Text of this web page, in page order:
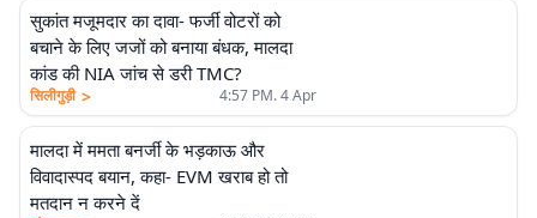
सुकांत मजूमदार का दावा- फर्जी वोटरों को
बचाने के लिए जजों को बनाया बंधक, मालदा
कांड की NIA जांच से डरी TMC?
सिलीगुड़ी > 4:57 PM. 4 Apr
मालदा में ममता बनर्जी के भड़काऊ और
विवादास्पद बयान, कहा- EVM खराब हो तो
मतदान न करने दें